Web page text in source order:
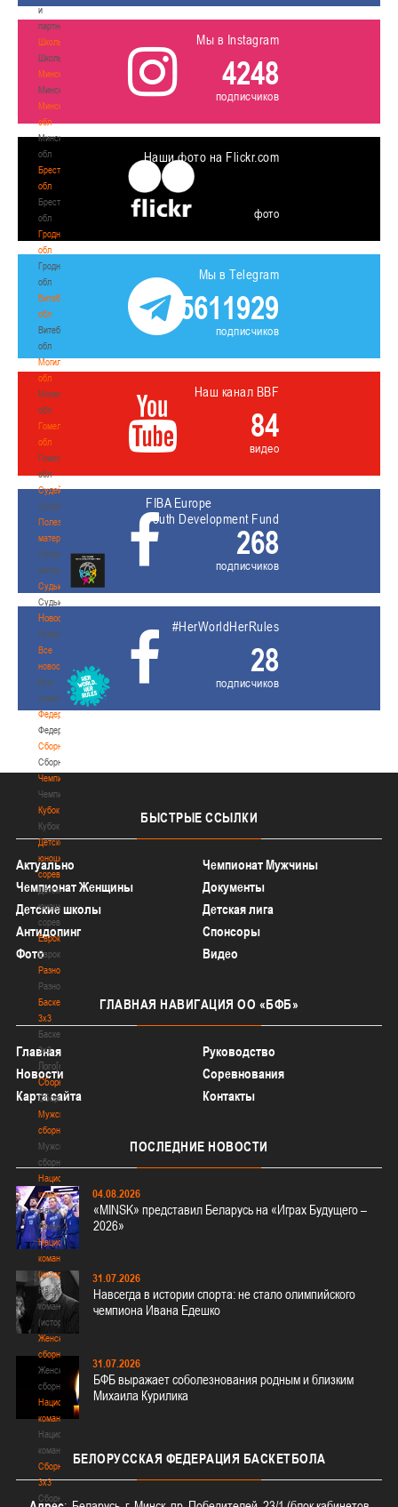
и
партнеры
Школы
Школы
Минск
Минск
Минская
обл
Минская
обл
Брестская
обл
Брестская
обл
Гродненская
обл
Гродненская
обл
Витебская
обл
Витебская
обл
Могилевская
обл
Могилевская
обл
Гомельская
обл
Гомельская
обл
Судейство
Судейство
Полезные
материалы
Полезные
материалы
Судьи
Судьи
Новости
Новости
Все
новости
Все
новости
Федерация
Федерация
Сборные
Сборные
Чемпионат
Чемпионат
Кубок
Кубок
Детско-
юношеские
соревнования
Детско-
юношеские
соревнования
Еврокубки
Еврокубки
Разное
Разное
Баскетбол
3х3
Баскетбол
3х3
Лого[modid=121]
Сборные
Сборные
Мужские
сборные
Мужские
сборные
Национальная
команда
Национальная
команда
Национальная
команда
(история)
Национальная
команда
(история)
Женские
сборные
Женские
сборные
Национальная
команда
Национальная
команда
Сборные
3х3
Сборные
Мы в Instagram
4248
подписчиков
Наши фото на Flickr.com
фото
Мы в Telegram
5611929
подписчиков
Наш канал BBF
84
видео
FIBA Europe
Youth Development Fund
268
подписчиков
#HerWorldHerRules
28
подписчиков
БЫСТРЫЕ ССЫЛКИ
Актуально
Чемпионат Мужчины
Чемпионат Женщины
Документы
Детские школы
Детская лига
Антидопинг
Спонсоры
Фото
Видео
ГЛАВНАЯ НАВИГАЦИЯ ОО «БФБ»
Главная
Руководство
Новости
Соревнования
Карта сайта
Контакты
ПОСЛЕДНИЕ НОВОСТИ
04.08.2026
«MINSK» представил Беларусь на «Играх Будущего –
2026»
31.07.2026
Навсегда в истории спорта: не стало олимпийского
чемпиона Ивана Едешко
31.07.2026
БФБ выражает соболезнования родным и близким
Михаила Курилика
БЕЛОРУССКАЯ ФЕДЕРАЦИЯ БАСКЕТБОЛА